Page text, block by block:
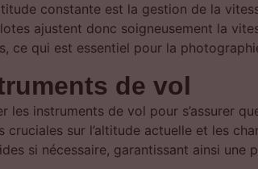
constante est la gestion de la
ajustent donc soigneusement la
ce qui est essentiel pour la
de vol
instruments de vol pour s’assurer
sur l’altitude actuelle et les
si nécessaire, garantissant ainsi une